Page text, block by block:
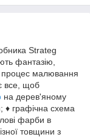
Strateg
фантазію,
процес малювання
все, щоб
на дерев'яному
♦ графічна схема
фарби в
товщини з